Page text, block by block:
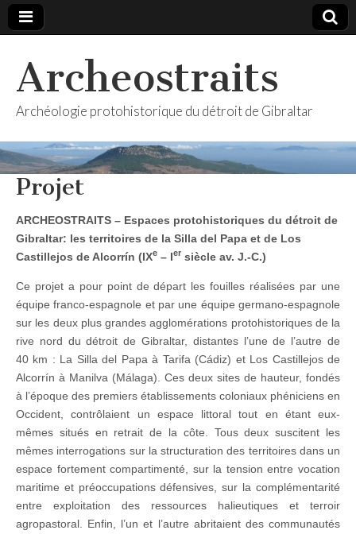
Archeostraits
Archéologie protohistorique du détroit de Gibraltar
Projet
ARCHEOSTRAITS – Espaces protohistoriques du détroit de
Gibraltar: les territoires de la Silla del Papa et de Los
Castillejos de Alcorrín (IXe – Ier siècle av. J.-C.)
Ce projet a pour point de départ les fouilles réalisées par une
équipe franco-espagnole et par une équipe germano-espagnole
sur les deux plus grandes agglomérations protohistoriques de la
rive nord du détroit de Gibraltar, distantes l’une de l’autre de
40 km : La Silla del Papa à Tarifa (Cádiz) et Los Castillejos de
Alcorrín à Manilva (Málaga). Ces deux sites de hauteur, fondés
à l’époque des premiers établissements coloniaux phéniciens en
Occident, contrôlaient un espace littoral tout en étant eux-
mêmes situés en retrait de la côte. Tous deux suscitent les
mêmes interrogations sur la structuration des territoires dans un
espace fortement compartimenté, sur la tension entre vocation
maritime et préoccupations défensives, sur la complémentarité
entre exploitation des ressources halieutiques et terroir
agropastoral. Enfin, l’un et l’autre abritaient des communautés